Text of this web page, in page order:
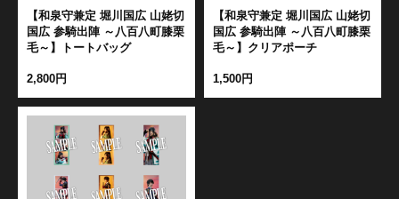
【和泉守兼定 堀川国広 山姥切
国広 参騎出陣 ～八百八町膝栗
毛～】トートバッグ
2,800円
【和泉守兼定 堀川国広 山姥切
国広 参騎出陣 ～八百八町膝栗
毛～】クリアポーチ
1,500円